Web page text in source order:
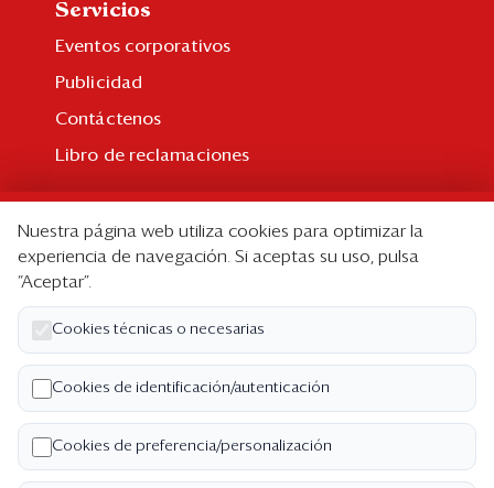
Servicios
Eventos corporativos
Publicidad
Contáctenos
Libro de reclamaciones
Suscripción individual
Paquetes corporativos
Edición Impresa
Nosotros
Quiénes somos
Código de ética
Nuestra página web utiliza cookies para optimizar la
experiencia de navegación. Si aceptas su uso, pulsa
“Aceptar”.
Cookies técnicas o necesarias
Cookies de identificación/autenticación
Cookies de preferencia/personalización